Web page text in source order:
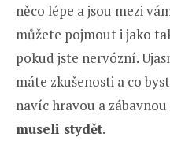
něco lépe a jsou mezi
můžete pojmout i jako
pokud jste nervózní.
máte zkušenosti a co
navíc hravou a
museli stydět.